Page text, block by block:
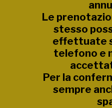
Le
stesso
effettuate
telefono e
Per la
sempre